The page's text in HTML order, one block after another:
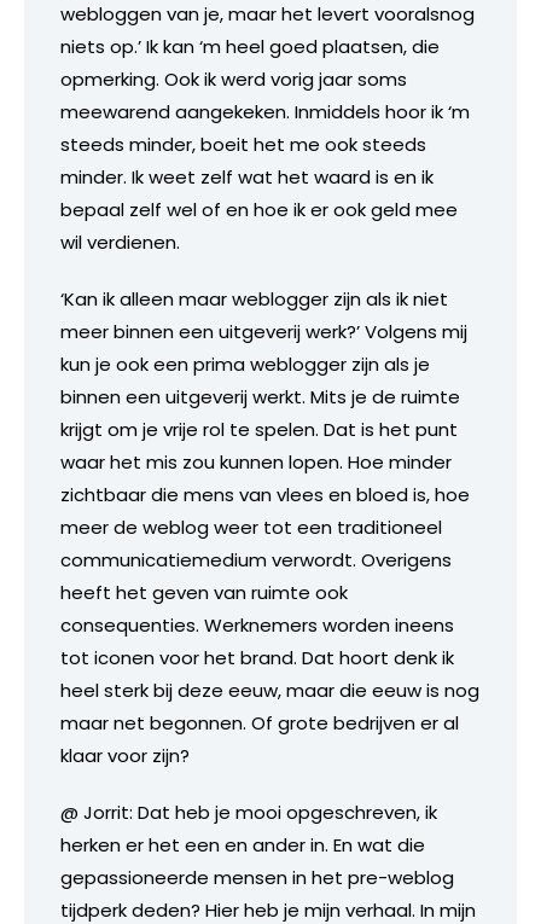
webloggen van je, maar het levert vooralsnog
niets op.’ Ik kan ‘m heel goed plaatsen, die
opmerking. Ook ik werd vorig jaar soms
meewarend aangekeken. Inmiddels hoor ik ‘m
steeds minder, boeit het me ook steeds
minder. Ik weet zelf wat het waard is en ik
bepaal zelf wel of en hoe ik er ook geld mee
wil verdienen.
‘Kan ik alleen maar weblogger zijn als ik niet
meer binnen een uitgeverij werk?’ Volgens mij
kun je ook een prima weblogger zijn als je
binnen een uitgeverij werkt. Mits je de ruimte
krijgt om je vrije rol te spelen. Dat is het punt
waar het mis zou kunnen lopen. Hoe minder
zichtbaar die mens van vlees en bloed is, hoe
meer de weblog weer tot een traditioneel
communicatiemedium verwordt. Overigens
heeft het geven van ruimte ook
consequenties. Werknemers worden ineens
tot iconen voor het brand. Dat hoort denk ik
heel sterk bij deze eeuw, maar die eeuw is nog
maar net begonnen. Of grote bedrijven er al
klaar voor zijn?
@ Jorrit: Dat heb je mooi opgeschreven, ik
herken er het een en ander in. En wat die
gepassioneerde mensen in het pre-weblog
tijdperk deden? Hier heb je mijn verhaal. In mijn